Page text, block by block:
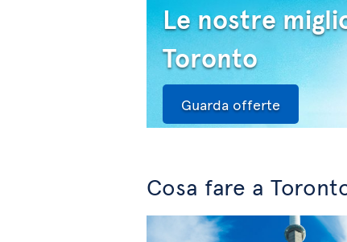
Le nostre
Toronto
Guarda offerte
Cosa fare a